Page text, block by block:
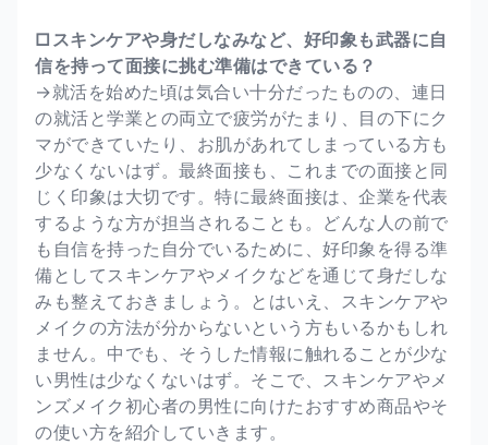
□スキンケアや身だしなみなど、好印象も武器に自
信を持って面接に挑む準備はできている？
→就活を始めた頃は気合い十分だったものの、連日
の就活と学業との両立で疲労がたまり、目の下にク
マができていたり、お肌があれてしまっている方も
少なくないはず。最終面接も、これまでの面接と同
じく印象は大切です。特に最終面接は、企業を代表
するような方が担当されることも。どんな人の前で
も自信を持った自分でいるために、好印象を得る準
備としてスキンケアやメイクなどを通じて身だしな
みも整えておきましょう。とはいえ、スキンケアや
メイクの方法が分からないという方もいるかもしれ
ません。中でも、そうした情報に触れることが少な
い男性は少なくないはず。そこで、スキンケアやメ
ンズメイク初心者の男性に向けたおすすめ商品やそ
の使い方を紹介していきます。